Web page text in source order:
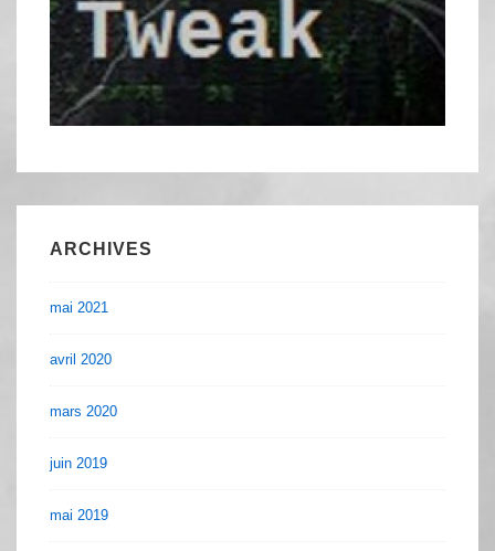
ARCHIVES
mai 2021
avril 2020
mars 2020
juin 2019
mai 2019